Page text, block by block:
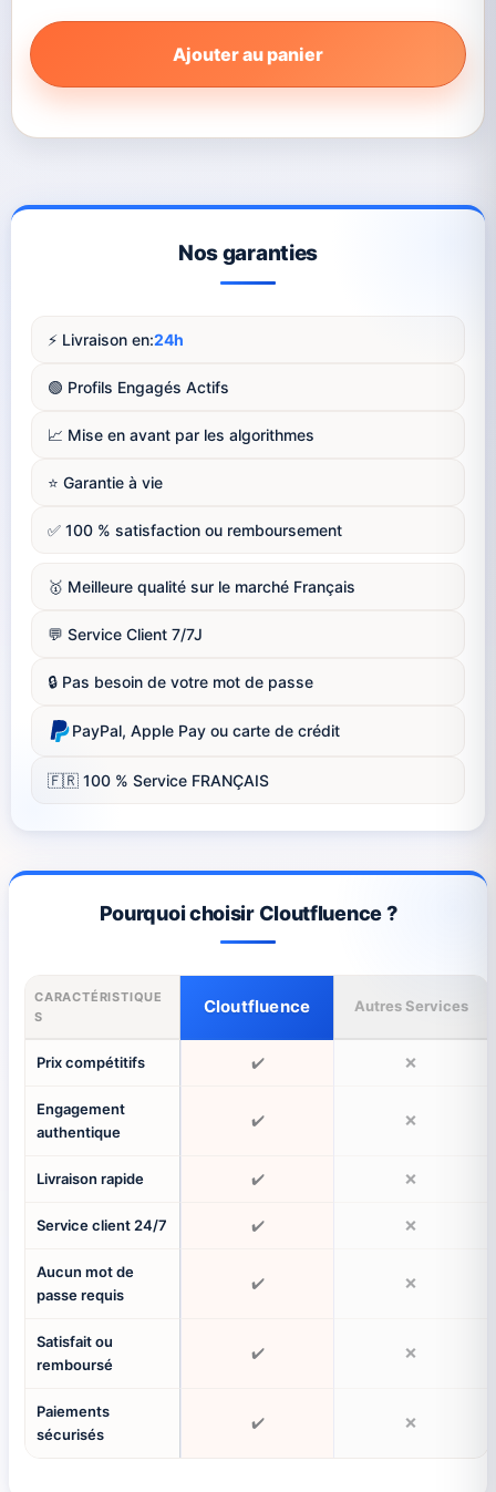
Ajouter au panier
Nos garanties
⚡️ Livraison en:24h
🟢 Profils Engagés Actifs
📈 Mise en avant par les algorithmes
⭐️ Garantie à vie
✅ 100 % satisfaction ou remboursement
🥇 Meilleure qualité sur le marché Français
💬 Service Client 7/7J
🔒 Pas besoin de votre mot de passe
PayPal, Apple Pay ou carte de crédit
🇫🇷 100 % Service FRANÇAIS
Pourquoi choisir Cloutfluence ?
CARACTÉRISTIQUE
S
Cloutfluence Autres Services
Prix compétitifs ✔️ ❌
Engagement
authentique
✔️ ❌
Livraison rapide ✔️ ❌
Service client 24/7 ✔️ ❌
Aucun mot de
passe requis
✔️ ❌
Satisfait ou
remboursé
✔️ ❌
Paiements
sécurisés
✔️ ❌